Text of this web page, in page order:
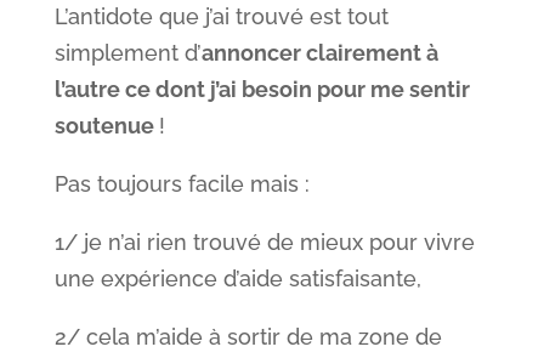
L’antidote que j’ai trouvé est tout
simplement d’annoncer clairement à
l’autre ce dont j’ai besoin pour me sentir
soutenue !
Pas toujours facile mais :
1/ je n’ai rien trouvé de mieux pour vivre
une expérience d’aide satisfaisante,
2/ cela m’aide à sortir de ma zone de